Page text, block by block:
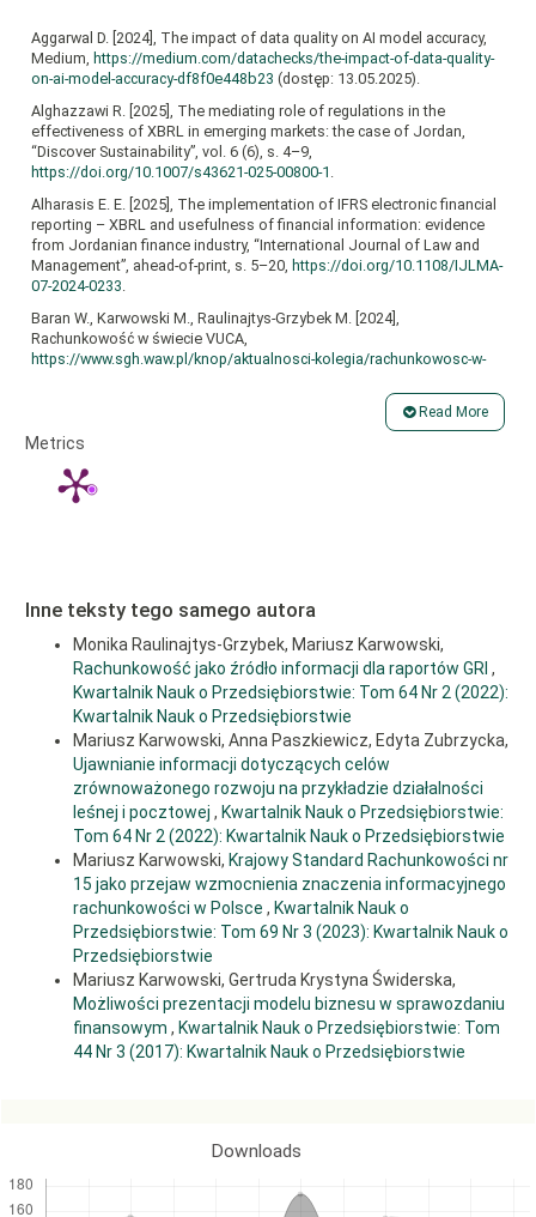
Aggarwal D. [2024], The impact of data quality on AI model accuracy,
Medium, https://medium.com/datachecks/the-impact-of-data-quality-
on-ai-model-accuracy-df8f0e448b23 (dostęp: 13.05.2025).
Alghazzawi R. [2025], The mediating role of regulations in the
effectiveness of XBRL in emerging markets: the case of Jordan,
“Discover Sustainability”, vol. 6 (6), s. 4–9,
https://doi.org/10.1007/s43621-025-00800-1 .
Alharasis E. E. [2025], The implementation of IFRS electronic financial
reporting – XBRL and usefulness of financial information: evidence
from Jordanian finance industry, “International Journal of Law and
Management”, ahead-of-print, s. 5–20, https://doi.org/10.1108/IJLMA-
07-2024-0233.
Baran W., Karwowski M., Raulinajtys-Grzybek M. [2024],
Rachunkowość w świecie VUCA,
https://www.sgh.waw.pl/knop/aktualnosci-kolegia/rachunkowosc-w-
Biela M. [2025], Dane finansowe są niezbędne, „Rzeczpospolita”, nr
48 (13112),
https://pro.rp.pl/esg-w-praktyce/art41859551‑dane-
finansowe-sa-niezbedne
Bose S., Dey S. K., Bhattacharjee S. [2022], Big Data, data analytics and
artificial intelligence in accounting: An overview, Edward Elgar
Accounting Information Systems”, no. 49, s. 43.
digital knowledge, integration and performance on sustainable
accounting, reporting and assurance, “Meditari Accountancy
Research”, vol. 33 (2), s. 498–532,https://doi.org/10.1108/MEDAR-02-
2024-2383.
Deloitte [2019], AI leaders in financial services,
https://www2.deloitte.com/us/en/insights/industry/financial-
services/artificial-intelligence-ai-financial-services-frontrunners.html
(dostęp: 13.05.2025).
Dietzmann C., Duan Y. [2022], Artificial intelligence for managerial
information processing and decision-making in the era of information
overload, Proceedings of the 55th Hawaii International Conference on
System Sciences, s. 5925–5931,
https://hdl.handle.net/10125/80060.
EDPS [2024], First EDPS Orientations for ensuring data protection
compliance when using Generative AI systems,
https://www.edps.europa.eu/system/files/2024-06/24-06-
03_genai_orientations_en.pdf
(dostęp: 13.05.2025).
European Parliament and Council of the European Union [2018],
Regulation (EU) 2016/679… (RODO), Official Journal of the European
Union, L 119/1.
Leveraging large language models for financial report analysis, s.
857–862,
https://doi.org/10.1145/3677052.3698614 .
Read More
Article
Details
Metrics
Inne teksty tego samego autora
Monika Raulinajtys-Grzybek, Mariusz Karwowski,
Rachunkowość jako źródło informacji dla raportów GRI ,
Kwartalnik Nauk o Przedsiębiorstwie: Tom 64 Nr 2 (2022):
Kwartalnik Nauk o Przedsiębiorstwie
Mariusz Karwowski, Anna Paszkiewicz, Edyta Zubrzycka,
Ujawnianie informacji dotyczących celów
zrównoważonego rozwoju na przykładzie działalności
leśnej i pocztowej , Kwartalnik Nauk o Przedsiębiorstwie:
Tom 64 Nr 2 (2022): Kwartalnik Nauk o Przedsiębiorstwie
Mariusz Karwowski, Krajowy Standard Rachunkowości nr
15 jako przejaw wzmocnienia znaczenia informacyjnego
rachunkowości w Polsce , Kwartalnik Nauk o
Przedsiębiorstwie: Tom 69 Nr 3 (2023): Kwartalnik Nauk o
Przedsiębiorstwie
Mariusz Karwowski, Gertruda Krystyna Świderska,
Możliwości prezentacji modelu biznesu w sprawozdaniu
finansowym , Kwartalnik Nauk o Przedsiębiorstwie: Tom
44 Nr 3 (2017): Kwartalnik Nauk o Przedsiębiorstwie
Downloads